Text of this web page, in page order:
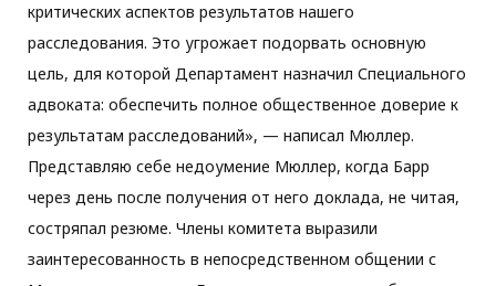
критических аспектов результатов нашего
расследования. Это угрожает подорвать основную
цель, для которой Департамент назначил Специального
адвоката: обеспечить полное общественное доверие к
результатам расследований», — написал Мюллер.
Представляю себе недоумение Мюллер, когда Барр
через день после получения от него доклада, не читая,
состряпал резюме. Члены комитета выразили
заинтересованность в непосредственном общении с